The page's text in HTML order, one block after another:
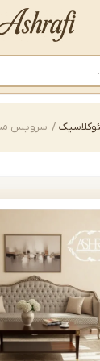
/ سرویس مبل کینگ | sofa-A452